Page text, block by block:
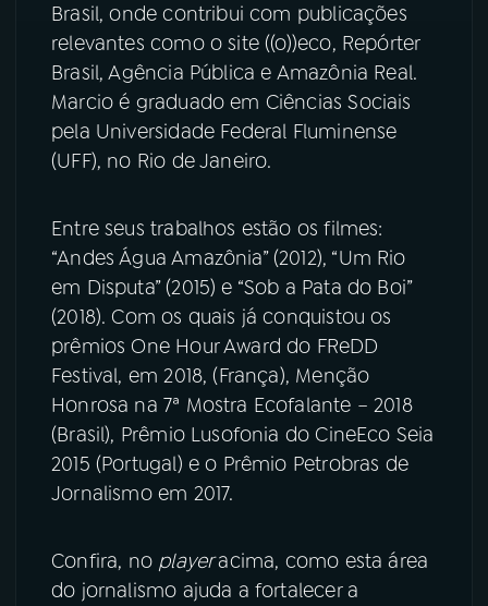
Instagram X
TikTok
Brasil, onde contribui com publicações
relevantes como o site ((o))eco, Repórter
Brasil, Agência Pública e Amazônia Real.
Marcio é graduado em Ciências Sociais
pela Universidade Federal Fluminense
(UFF), no Rio de Janeiro.
Entre seus trabalhos estão os filmes:
“Andes Água Amazônia” (2012), “Um Rio
em Disputa” (2015) e “Sob a Pata do Boi”
(2018). Com os quais já conquistou os
prêmios One Hour Award do FReDD
Festival, em 2018, (França), Menção
Honrosa na 7ª Mostra Ecofalante – 2018
(Brasil), Prêmio Lusofonia do CineEco Seia
2015 (Portugal) e o Prêmio Petrobras de
Jornalismo em 2017.
Confira, no playeracima, como esta área
do jornalismo ajuda a fortalecer a